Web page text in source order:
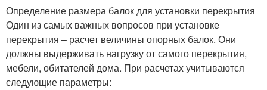
Определение размера балок для установки перекрытия
Один из самых важных вопросов при установке
перекрытия – расчет величины опорных балок. Они
должны выдерживать нагрузку от самого перекрытия,
мебели, обитателей дома. При расчетах учитываются
следующие параметры: